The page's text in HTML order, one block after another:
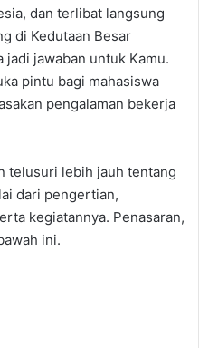
dan terlibat langsung
di Kedutaan Besar
jadi jawaban untuk Kamu.
pintu bagi mahasiswa
pengalaman bekerja
telusuri lebih jauh tentang
dari pengertian,
kegiatannya. Penasaran,
ini.